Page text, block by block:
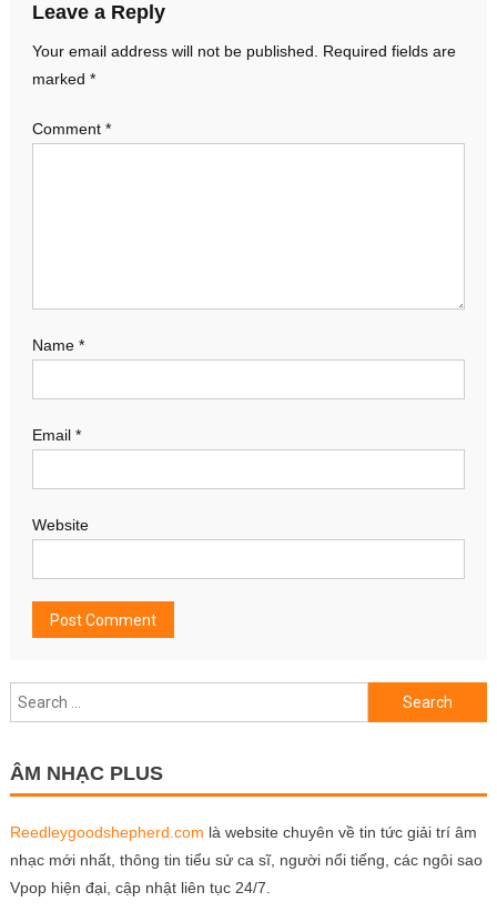
Leave a Reply
Your email address will not be published.
Required fields are
marked *
Comment *
Name *
Email *
Website
Search
for:
ÂM NHẠC PLUS
Reedleygoodshepherd.com là website chuyên về tin tức giải trí âm
nhạc mới nhất, thông tin tiểu sử ca sĩ, người nổi tiếng, các ngôi sao
Vpop hiện đại, cập nhật liên tục 24/7.